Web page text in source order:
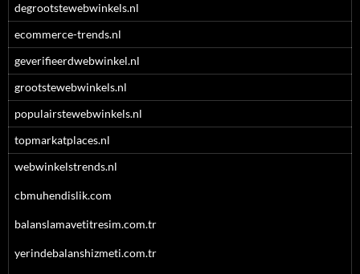
degrootstewebwinkels.nl
ecommerce-trends.nl
geverifieerdwebwinkel.nl
grootstewebwinkels.nl
populairstewebwinkels.nl
topmarkatplaces.nl
webwinkelstrends.nl
cbmuhendislik.com
balanslamavetitresim.com.tr
yerindebalanshizmeti.com.tr